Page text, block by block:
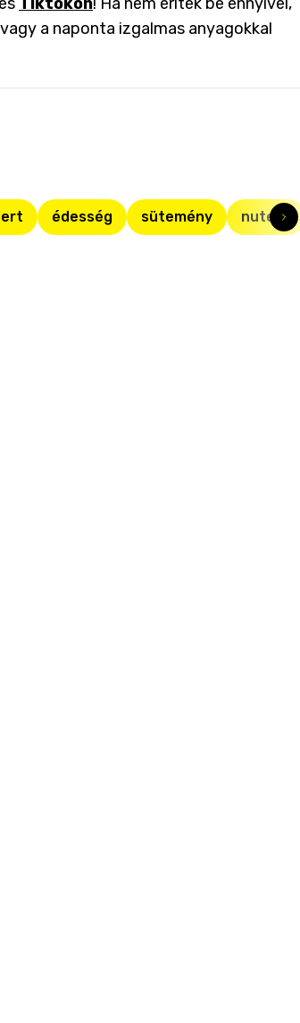
a naponta izgalmas anyagokkal
édesség sütemény nutella